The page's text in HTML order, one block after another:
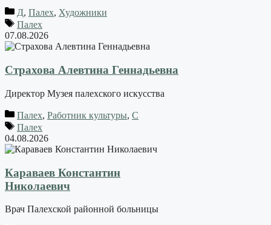
Д, Палех, Художники
Палех
07.08.2026
Страхова Алевтина Геннадьевна
Директор Музея палехского искусства
Палех, Работник культуры, С
Палех
04.08.2026
Караваев Константин
Николаевич
Врач Палехской районной больницы